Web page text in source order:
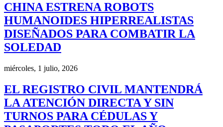
CHINA ESTRENA ROBOTS
HUMANOIDES HIPERREALISTAS
DISEÑADOS PARA COMBATIR LA
SOLEDAD
miércoles, 1 julio, 2026
EL REGISTRO CIVIL MANTENDRÁ
LA ATENCIÓN DIRECTA Y SIN
TURNOS PARA CÉDULAS Y